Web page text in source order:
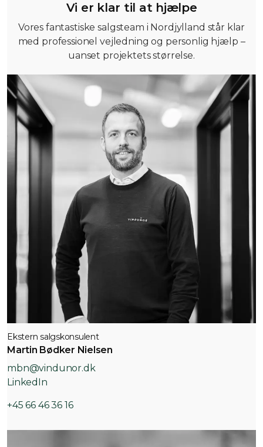
Vi er klar til at hjælpe
Vores fantastiske salgsteam i Nordjylland står klar
med professionel vejledning og personlig hjælp –
uanset projektets størrelse.
Ekstern salgskonsulent
Martin Bødker Nielsen
mbn@vindunor.dk
LinkedIn
+45 66 46 36 16